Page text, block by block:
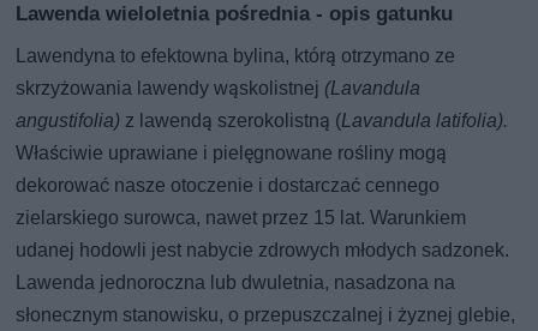
Lawenda wieloletnia pośrednia - opis gatunku
Lawendyna to efektowna bylina, którą otrzymano ze
skrzyżowania lawendy wąskolistnej (Lavandula
angustifolia) z lawendą szerokolistną (Lavandula latifolia).
Właściwie uprawiane i pielęgnowane rośliny mogą
dekorować nasze otoczenie i dostarczać cennego
zielarskiego surowca, nawet przez 15 lat. Warunkiem
udanej hodowli jest nabycie zdrowych młodych sadzonek.
Lawenda jednoroczna lub dwuletnia, nasadzona na
słonecznym stanowisku, o przepuszczalnej i żyznej glebie,